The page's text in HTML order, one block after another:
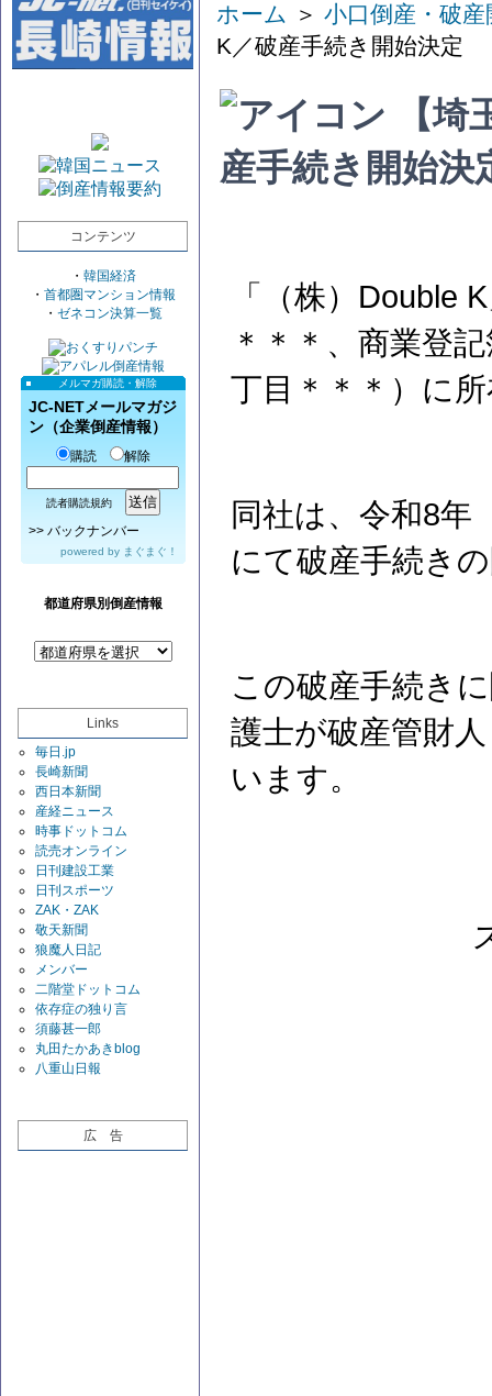
コンテンツ
・ 韓国経済
・ 首都圏マンション情報
・ ゼネコン決算一覧
メルマガ購読・解除
JC-NETメールマガジ
ン（企業倒産情報）
購読 解除
読者購読規約
>> バックナンバー
powered by まぐまぐ！
都道府県別倒産情報
Links
毎日.jp
長崎新聞
西日本新聞
産経ニュース
時事ドットコム
読売オンライン
日刊建設工業
日刊スポーツ
ZAK・ZAK
敬天新聞
狼魔人日記
メンバー
二階堂ドットコム
依存症の独り言
須藤甚一郎
丸田たかあきblog
八重山日報
広 告
ホーム ＞ 小口倒産・破産
K／破産手続き開始決定
【埼
産手続き開始決
「（株）Double
＊＊＊、商業登
丁目＊＊＊）に
同社は、令和8年
にて破産手続き
この破産手続き
護士が破産管財
います。